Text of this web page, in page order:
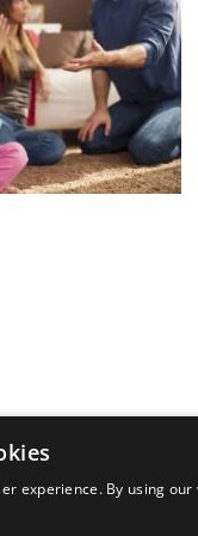
experience. By using